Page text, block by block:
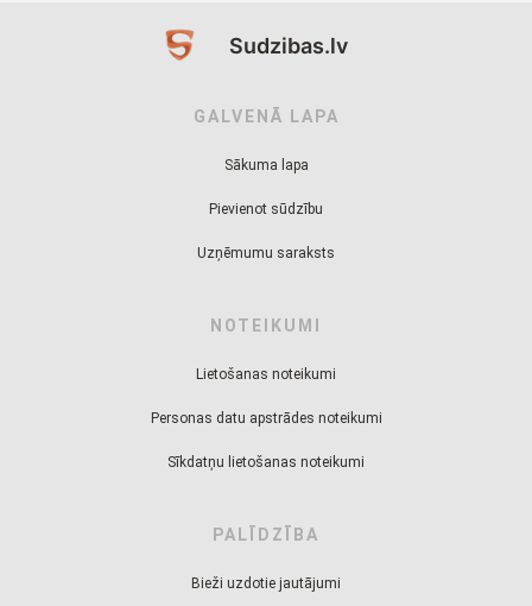
Sudzibas.lv
GALVENĀ LAPA
Sākuma lapa
Pievienot sūdzību
Uzņēmumu saraksts
NOTEIKUMI
Lietošanas noteikumi
Personas datu apstrādes noteikumi
Sīkdatņu lietošanas noteikumi
PALĪDZĪBA
Bieži uzdotie jautājumi